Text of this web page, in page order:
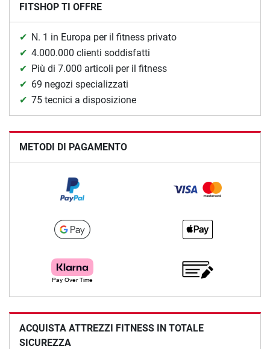
FITSHOP TI OFFRE
N. 1 in Europa per il fitness privato
4.000.000 clienti soddisfatti
Più di 7.000 articoli per il fitness
69 negozi specializzati
75 tecnici a disposizione
METODI DI PAGAMENTO
ACQUISTA ATTREZZI FITNESS IN TOTALE
SICUREZZA